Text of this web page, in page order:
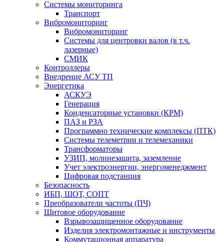
Системы мониторинга
Транспорт
Вибромониторинг
Вибромониторинг
Системы для центровки валов (в т.ч.
лазерные)
СМИК
Контроллеры
Внедрение АСУ ТП
Энергетика
АСКУЭ
Генерация
Конденсаторные установки (КРМ)
ПАЗ и РЗА
Программно технические комплексы (ПТК)
Системы телеметрии и телемеханики
Трансформаторы
УЗИП, молниезащита, заземление
Учет электроэнергии, энергоменеджмент
Цифровая подстанция
Безопасность
ИБП, ШОТ, СОПТ
Преобразователи частоты (ПЧ)
Щитовое оборудование
Взрывозащищенное оборудование
Изделия электромонтажные и инструменты
Коммутационная аппаратура